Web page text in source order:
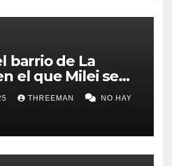
barrio de La
el que Milei se
de lanzamiento
en provincia de
THREEMAN NO HAY